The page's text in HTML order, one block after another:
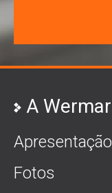
A Wermar
Apresentação
Fotos